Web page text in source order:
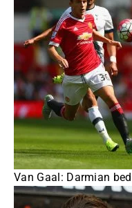
Van Gaal: Darmian